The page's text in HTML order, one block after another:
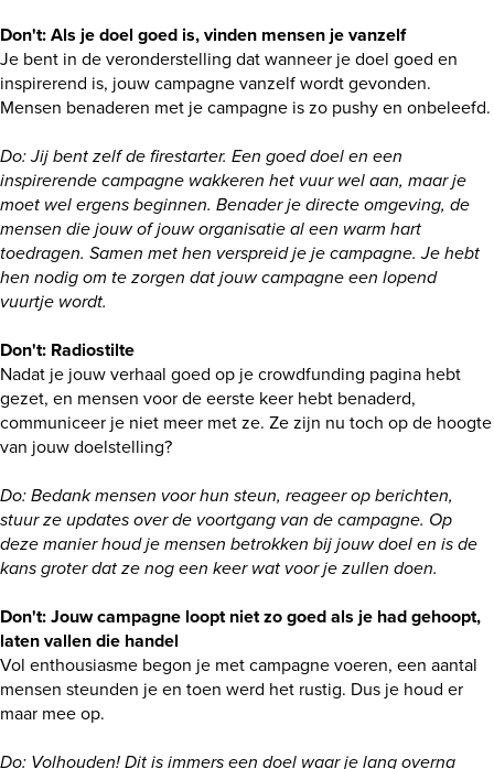
Don't: Als je doel goed is, vinden mensen je vanzelf
Je bent in de veronderstelling dat wanneer je doel goed en
inspirerend is, jouw campagne vanzelf wordt gevonden.
Mensen benaderen met je campagne is zo pushy en onbeleefd.
Do: Jij bent zelf de firestarter. Een goed doel en een
inspirerende campagne wakkeren het vuur wel aan, maar je
moet wel ergens beginnen. Benader je directe omgeving, de
mensen die jouw of jouw organisatie al een warm hart
toedragen. Samen met hen verspreid je je campagne. Je hebt
hen nodig om te zorgen dat jouw campagne een lopend
vuurtje wordt.
Don't: Radiostilte
Nadat je jouw verhaal goed op je crowdfunding pagina hebt
gezet, en mensen voor de eerste keer hebt benaderd,
communiceer je niet meer met ze. Ze zijn nu toch op de hoogte
van jouw doelstelling?
Do: Bedank mensen voor hun steun, reageer op berichten,
stuur ze updates over de voortgang van de campagne. Op
deze manier houd je mensen betrokken bij jouw doel en is de
kans groter dat ze nog een keer wat voor je zullen doen.
Don't: Jouw campagne loopt niet zo goed als je had gehoopt,
laten vallen die handel
Vol enthousiasme begon je met campagne voeren, een aantal
mensen steunden je en toen werd het rustig. Dus je houd er
maar mee op.
Do: Volhouden! Dit is immers een doel waar je lang overna